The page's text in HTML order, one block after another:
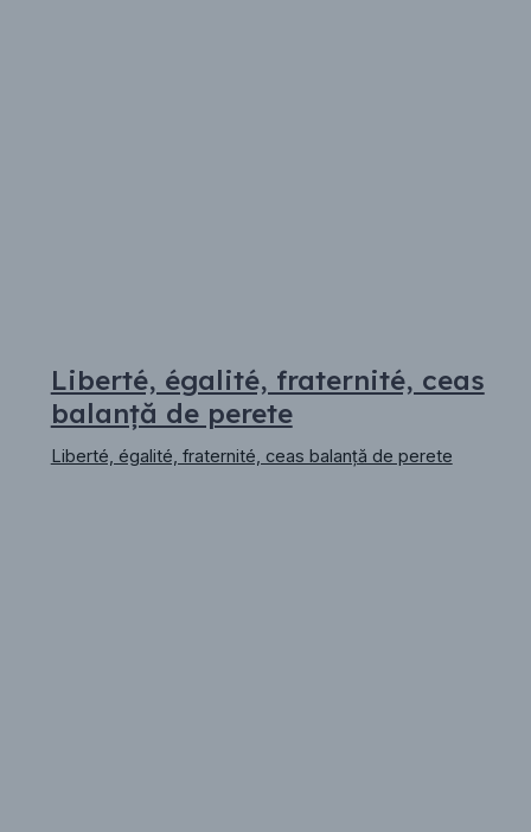
Liberté, égalité, fraternité, ceas
balanță de perete
Liberté, égalité, fraternité, ceas balanță de perete